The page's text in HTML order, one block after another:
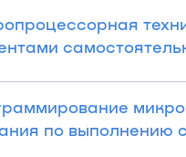
по выполнению